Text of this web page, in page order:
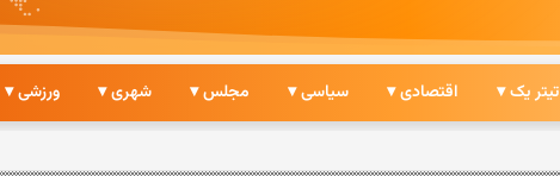
تیتر یک ▾ اقتصادی ▾ سیاسی ▾ مجلس ▾ شهری ▾ ورزشی ▾